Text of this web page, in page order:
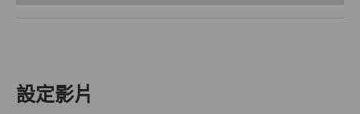
設定影片